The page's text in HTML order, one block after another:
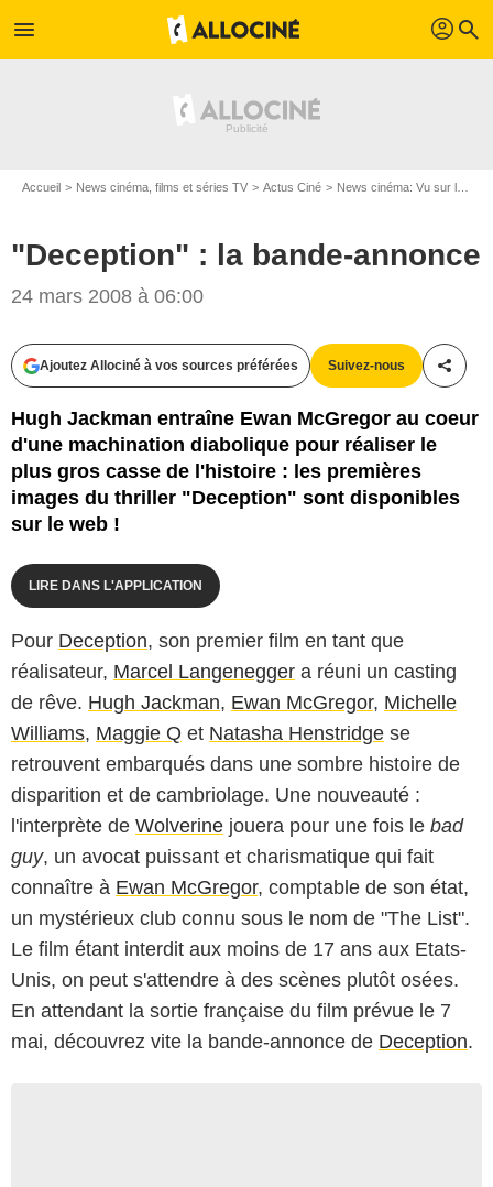
menu profil search
Accueil News cinéma, films et séries TV Actus Ciné News cinéma: Vu sur le web
"Deception" : la bande-annonce
24 mars 2008 à 06:00
Ajoutez Allociné à vos sources préférées Suivez-nous
Hugh Jackman entraîne Ewan McGregor au coeur
d'une machination diabolique pour réaliser le
plus gros casse de l'histoire : les premières
images du thriller "Deception" sont disponibles
sur le web !
LIRE DANS L'APPLICATION
Pour Deception, son premier film en tant que
réalisateur, Marcel Langenegger a réuni un casting
de rêve. Hugh Jackman, Ewan McGregor, Michelle
Williams, Maggie Q et Natasha Henstridge se
retrouvent embarqués dans une sombre histoire de
disparition et de cambriolage. Une nouveauté :
l'interprète de Wolverine jouera pour une fois le bad
guy, un avocat puissant et charismatique qui fait
connaître à Ewan McGregor, comptable de son état,
un mystérieux club connu sous le nom de "The List".
Le film étant interdit aux moins de 17 ans aux Etats-
Unis, on peut s'attendre à des scènes plutôt osées.
En attendant la sortie française du film prévue le 7
mai, découvrez vite la bande-annonce de Deception.